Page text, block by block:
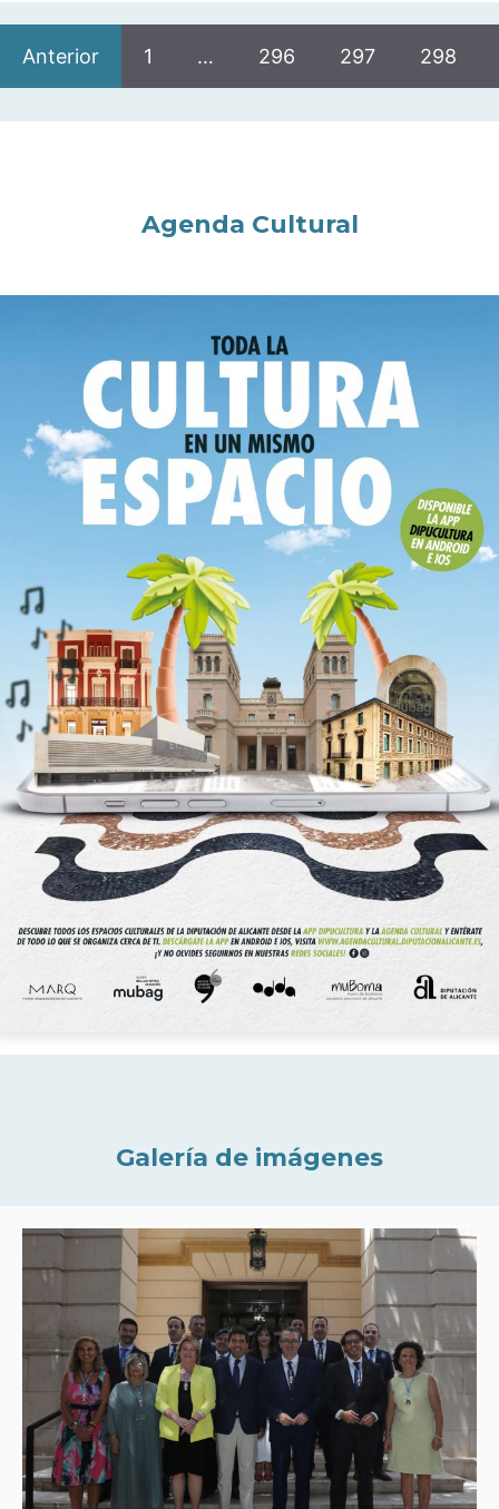
Anterior 1 … 296 297 298
Agenda Cultural
Galería de imágenes